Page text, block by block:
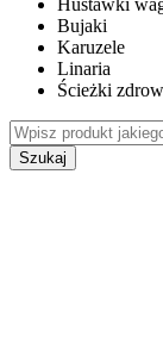
Huśtawki
Bujaki
Karuzele
Linaria
Ścieżki
Szukaj